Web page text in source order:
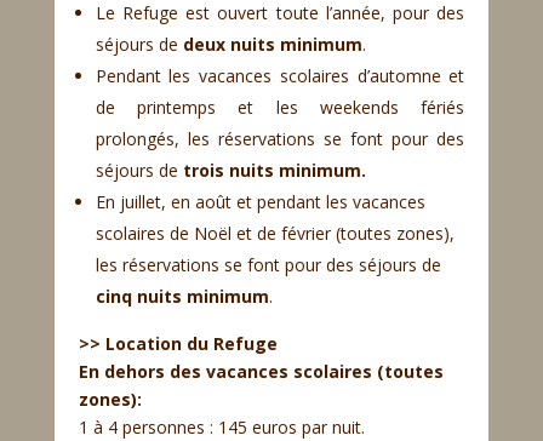
Le Refuge est ouvert toute l’année, pour des
séjours de deux nuits minimum.
Pendant les vacances scolaires d’automne et
de printemps et les weekends fériés
prolongés, les réservations se font pour des
séjours de trois nuits minimum.
En juillet, en août et pendant les vacances
scolaires de Noël et de février (toutes zones),
les réservations se font pour des séjours de
cinq nuits minimum.
>> Location du Refuge
En dehors des vacances scolaires (toutes
zones):
1 à 4 personnes : 145 euros par nuit.